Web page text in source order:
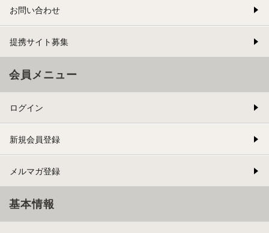
お問い合わせ
提携サイト募集
会員メニュー
ログイン
新規会員登録
メルマガ登録
基本情報